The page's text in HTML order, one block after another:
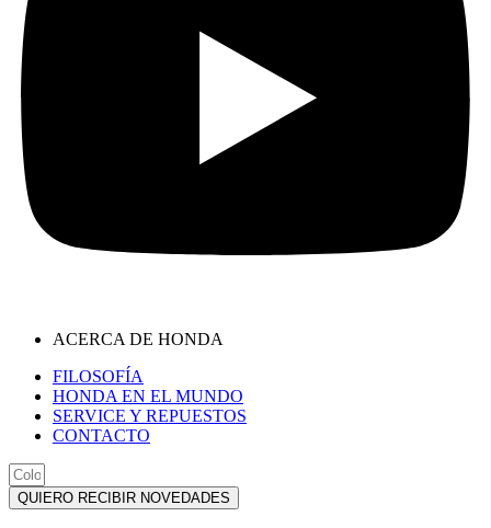
ACERCA DE HONDA
FILOSOFÍA
HONDA EN EL MUNDO
SERVICE Y REPUESTOS
CONTACTO
QUIERO RECIBIR NOVEDADES